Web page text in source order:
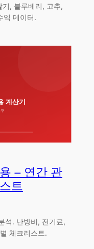
, 블루베리, 고추,
익 데이터.
– 연간 관
트
석. 난방비, 전기료,
체크리스트.